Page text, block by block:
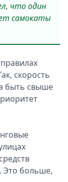
что один
самокаты
скорость
быть свыше
Это больше,